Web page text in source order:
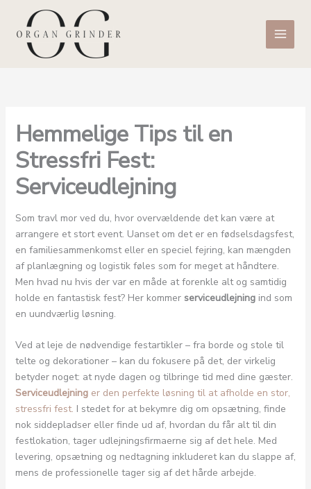
indholdet
Hemmelige Tips til en
Stressfri Fest:
Serviceudlejning
Som travl mor ved du, hvor overvældende det kan være at
arrangere et stort event. Uanset om det er en fødselsdagsfest,
en familiesammenkomst eller en speciel fejring, kan mængden
af planlægning og logistik føles som for meget at håndtere.
Men hvad nu hvis der var en måde at forenkle alt og samtidig
holde en fantastisk fest? Her kommer serviceudlejningind som
en uundværlig løsning.
Ved at leje de nødvendige festartikler – fra borde og stole til
telte og dekorationer – kan du fokusere på det, der virkelig
betyder noget: at nyde dagen og tilbringe tid med dine gæster.
Serviceudlejninger den perfekte løsning til at afholde en stor,
stressfri fest. I stedet for at bekymre dig om opsætning, finde
nok siddepladser eller finde ud af, hvordan du får alt til din
festlokation, tager udlejningsfirmaerne sig af det hele. Med
levering, opsætning og nedtagning inkluderet kan du slappe af,
mens de professionelle tager sig af det hårde arbejde.